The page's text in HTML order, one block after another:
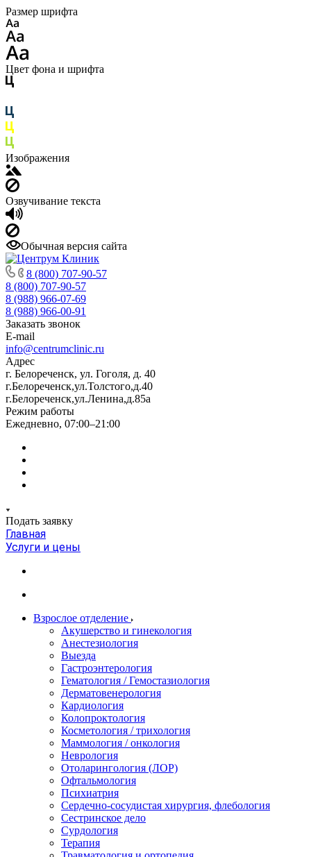
Размер шрифта
Цвет фона и шрифта
Изображения
Озвучивание текста
Обычная версия сайта
8 (800) 707-90-57
8 (800) 707-90-57
8 (988) 966-07-69
8 (988) 966-00-91
Заказать звонок
E-mail
info@centrumclinic.ru
Адрес
г. Белореченск, ул. Гоголя, д. 40
г.Белореченск,ул.Толстого,д.40
г.Белореченск,ул.Ленина,д.85а
Режим работы
Ежедневно, 07:00–21:00
Подать заявку
Главная
Услуги и цены
Взрослое отделение
Акушерство и гинекология
Анестезиология
Выезда
Гастроэнтерология
Гематология / Гемостазиология
Дерматовенерология
Кардиология
Колопроктология
Косметология / трихология
Маммология / онкология
Неврология
Отоларингология (ЛОР)
Офтальмология
Психиатрия
Сердечно-сосудистая хирургия, флебология
Сестринское дело
Сурдология
Терапия